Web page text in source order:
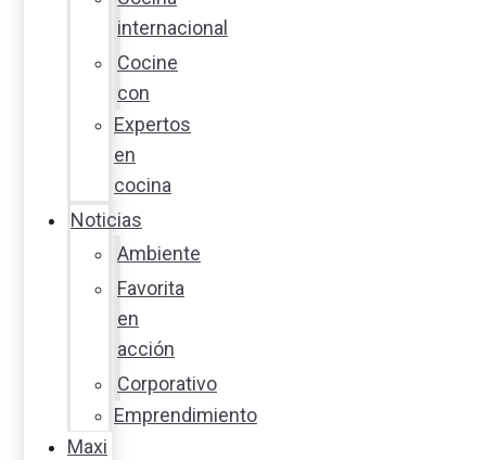
internacional
Cocine
con
Expertos
en
cocina
Noticias
Ambiente
Favorita
en
acción
Corporativo
Emprendimiento
Maxi